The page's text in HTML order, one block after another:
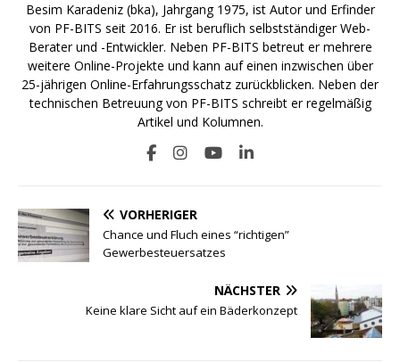
Besim Karadeniz (bka), Jahrgang 1975, ist Autor und Erfinder
von PF-BITS seit 2016. Er ist beruflich selbstständiger Web-
Berater und -Entwickler. Neben PF-BITS betreut er mehrere
weitere Online-Projekte und kann auf einen inzwischen über
25-jährigen Online-Erfahrungsschatz zurückblicken. Neben der
technischen Betreuung von PF-BITS schreibt er regelmäßig
Artikel und Kolumnen.
VORHERIGER
Chance und Fluch eines “richtigen”
Gewerbesteuersatzes
NÄCHSTER
Keine klare Sicht auf ein Bäderkonzept